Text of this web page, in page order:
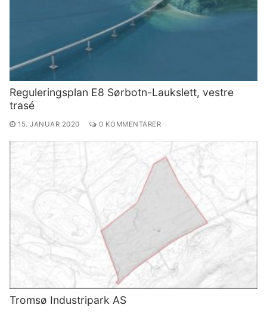
Reguleringsplan E8 Sørbotn-Laukslett, vestre
trasé
15. JANUAR 2020 0 KOMMENTARER
Tromsø Industripark AS